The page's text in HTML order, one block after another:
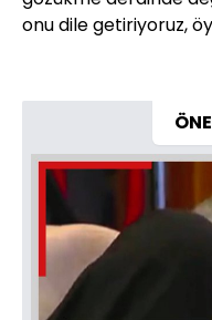
onu dile getiriyoruz,